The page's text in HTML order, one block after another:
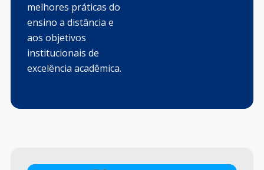
melhores práticas do
ensino a distância e
aos objetivos
institucionais de
excelência acadêmica.